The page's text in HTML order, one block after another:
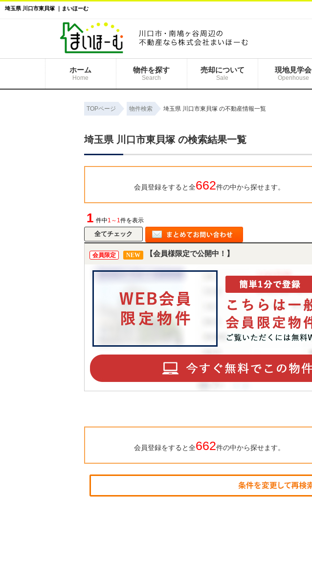
埼玉県 川口市東貝塚 ｜まいほーむ
ホーム
Home
物件を探す
Search
売却について
Sale
現地見学会
Openhouse
TOPページ 物件検索 埼玉県 川口市東貝塚 の不動産情報一覧
埼玉県 川口市東貝塚 の検索結果一覧
会員登録をすると全662件の中から探せます。
1 件中1～1件を表示
会員限定 NEW 【会員様限定で公開中！】
会員登録をすると全662件の中から探せます。